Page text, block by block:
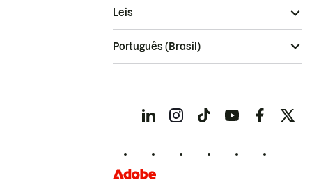
Leis
Português (Brasil)